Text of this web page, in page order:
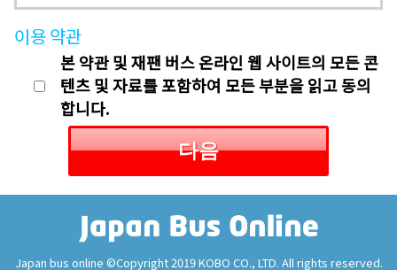
이용 약관
본 약관 및 재팬 버스 온라인 웹 사이트의 모든 콘
텐츠 및 자료를 포함하여 모든 부분을 읽고 동의
합니다.
다음
Japan bus online ©Copyright 2019 KOBO CO., LTD. All rights reserved.